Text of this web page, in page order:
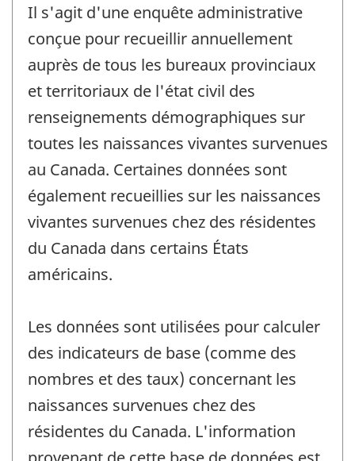
Il s'agit d'une enquête administrative
conçue pour recueillir annuellement
auprès de tous les bureaux provinciaux
et territoriaux de l'état civil des
renseignements démographiques sur
toutes les naissances vivantes survenues
au Canada. Certaines données sont
également recueillies sur les naissances
vivantes survenues chez des résidentes
du Canada dans certains États
américains.
Les données sont utilisées pour calculer
des indicateurs de base (comme des
nombres et des taux) concernant les
naissances survenues chez des
résidentes du Canada. L'information